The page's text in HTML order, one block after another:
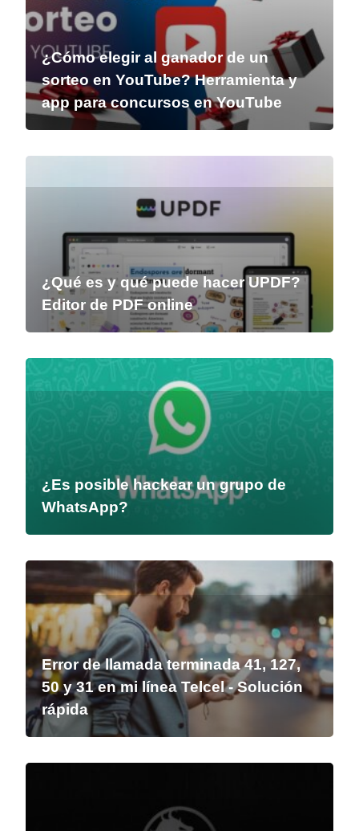
¿Cómo elegir al ganador de un
sorteo en YouTube? Herramienta y
app para concursos en YouTube
¿Qué es y qué puede hacer UPDF?
Editor de PDF online
¿Es posible hackear un grupo de
WhatsApp?
Error de llamada terminada 41, 127,
50 y 31 en mi línea Telcel - Solución
rápida